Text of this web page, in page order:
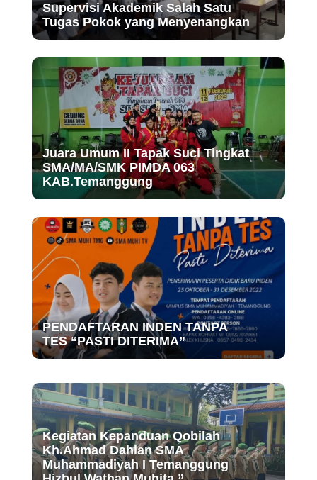
Supervisi Akademik Salah Satu
Tugas Pokok yang Menyenangkan
Juara Umum II Tapak Suci Tingkat
SMA/MA/SMK PIMDA 063
KAB.Temanggung
PENDAFTARAN INDEN TANPA
TES “PASTI DITERIMA”
Kegiatan Kepanduan Qobilah
Kh.Ahmad Dahlan SMA
Muhammadiyah I Temanggung